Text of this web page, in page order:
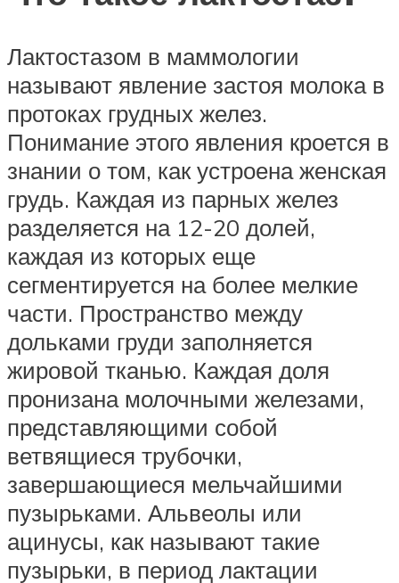
Лактостазом в маммологии
называют явление застоя молока в
протоках грудных желез.
Понимание этого явления кроется в
знании о том, как устроена женская
грудь. Каждая из парных желез
разделяется на 12-20 долей,
каждая из которых еще
сегментируется на более мелкие
части. Пространство между
дольками груди заполняется
жировой тканью. Каждая доля
пронизана молочными железами,
представляющими собой
ветвящиеся трубочки,
завершающиеся мельчайшими
пузырьками. Альвеолы или
ацинусы, как называют такие
пузырьки, в период лактации